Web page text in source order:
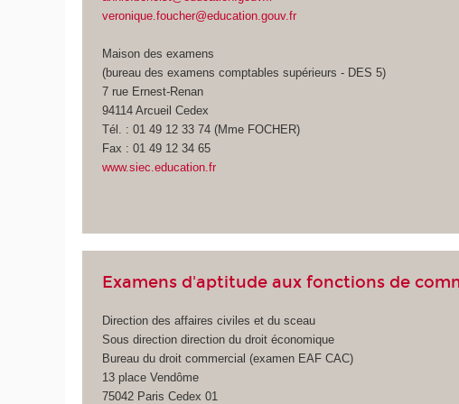
veronique.foucher@education.gouv.fr
Maison des examens
(bureau des examens comptables supérieurs - DES 5)
7 rue Ernest-Renan
94114 Arcueil Cedex
Tél. : 01 49 12 33 74 (Mme FOCHER)
Fax : 01 49 12 34 65
www.siec.education.fr
Examens d'aptitude aux fonctions de
Direction des affaires civiles et du sceau
Sous direction direction du droit économique
Bureau du droit commercial (examen EAF CAC)
13 place Vendôme
75042 Paris Cedex 01